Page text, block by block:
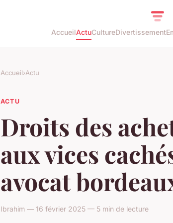
AccueilActuCultureDivertissement
Accueil›Actu
ACTU
Droits des
aux vices
avocat
Ibrahim — 16 février 2025 — 5 min de lecture